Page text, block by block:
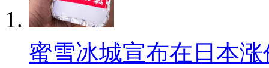
蜜雪冰城宣布在日本涨